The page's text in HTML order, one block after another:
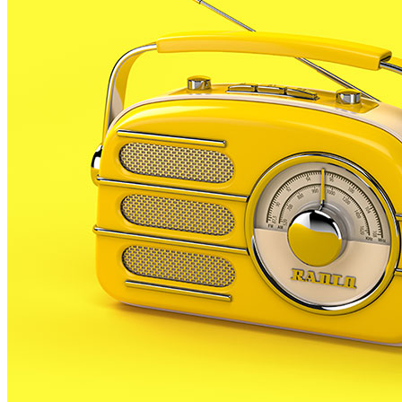
L’ampliació ha comportat un nou dic d’abric exterior
de 600 metres de longitud ubicat en línia paral•lela al
dic de recer i format per quatre calaixos de formigó.
També s’ha allargat el contradic amb un moll per a
l’embarcament i el desembarcament dels passatgers
dels vaixells turístics locals que naveguen per la costa
selvatana, s’ha aconseguit més espai per al sector
pesquer amb més molls a la dàrsena pesquera, un
passeig per a vianants sobre les casetes dels
pescadors del nou dic de recer i l’adequació dels vials
interiors de circulació del port.
Ricard Font, director general de Transports i
Mobilitat de la Generalitat i vicepresident de Ports de